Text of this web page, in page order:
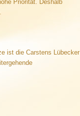
Priorität. Deshalb
ist die Carstens Lübecker